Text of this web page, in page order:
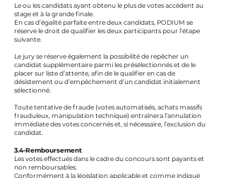
Le ou les candidats ayant obtenu le plus de votes accèdent au
stage et à la grande finale.
En cas d’égalité parfaite entre deux candidats, PODIUM se
réserve le droit de qualifier les deux participants pour l’étape
suivante.
Le jury se réserve également la possibilité de repêcher un
candidat supplémentaire parmi les présélectionnés et de le
placer sur liste d’attente, afin de le qualifier en cas de
désistement ou d’empêchement d’un candidat initialement
sélectionné.
Toute tentative de fraude (votes automatisés, achats massifs
frauduleux, manipulation technique) entraînera l’annulation
immédiate des votes concernés et, si nécessaire, l’exclusion du
candidat.
3.4-Remboursement
Les votes effectués dans le cadre du concours sont payants et
non remboursables.
Conformément à la législation applicable et comme indiqué